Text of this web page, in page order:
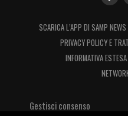
SCARICA L’APP DI SAMP
PRIVACY POLICY E
INFORMATIVA
Gestisci consenso